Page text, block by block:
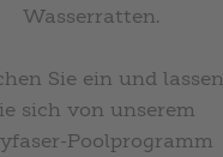
Wasserratten.
Sie ein und lassen
sich von unserem
Poolprogramm